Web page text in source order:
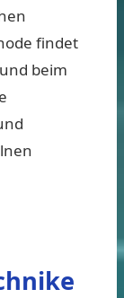
findet
beim